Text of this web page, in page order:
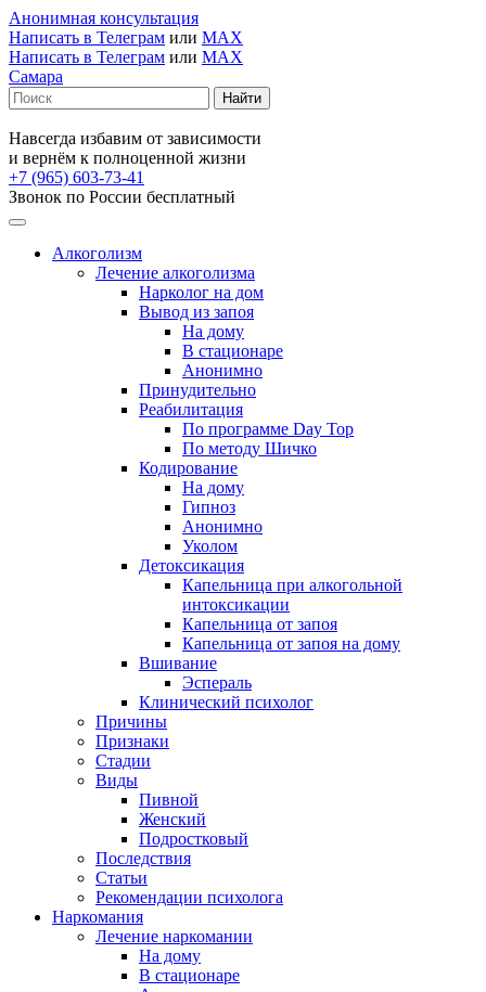
Анонимная консультация
Написать в Телеграм или MAX
Написать в Телеграм или MAX
Самара
Навсегда избавим от зависимости
и вернём к полноценной жизни
+7 (965) 603-73-41
Звонок по России бесплатный
Алкоголизм
Лечение алкоголизма
Нарколог на дом
Вывод из запоя
На дому
В стационаре
Анонимно
Принудительно
Реабилитация
По программе Day Top
По методу Шичко
Кодирование
На дому
Гипноз
Анонимно
Уколом
Детоксикация
Капельница при алкогольной
интоксикации
Капельница от запоя
Капельница от запоя на дому
Вшивание
Эспераль
Клинический психолог
Причины
Признаки
Стадии
Виды
Пивной
Женский
Подростковый
Последствия
Статьи
Рекомендации психолога
Наркомания
Лечение наркомании
На дому
В стационаре